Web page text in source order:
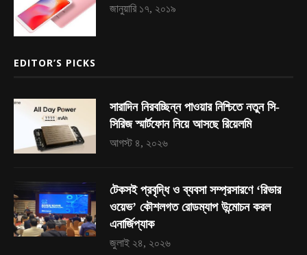
জানুয়ারি ১৭, ২০১৯
EDITOR’S PICKS
সারাদিন নিরবচ্ছিন্ন পাওয়ার নিশ্চিতে নতুন সি-
সিরিজ স্মার্টফোন নিয়ে আসছে রিয়েলমি
আগস্ট ৪, ২০২৬
টেকসই প্রবৃদ্ধি ও ব্যবসা সম্প্রসারণে ‘রিভার
ওয়েভ’ কৌশলগত রোডম্যাপ উন্মোচন করল
এনার্জিপ্যাক
জুলাই ২৪, ২০২৬